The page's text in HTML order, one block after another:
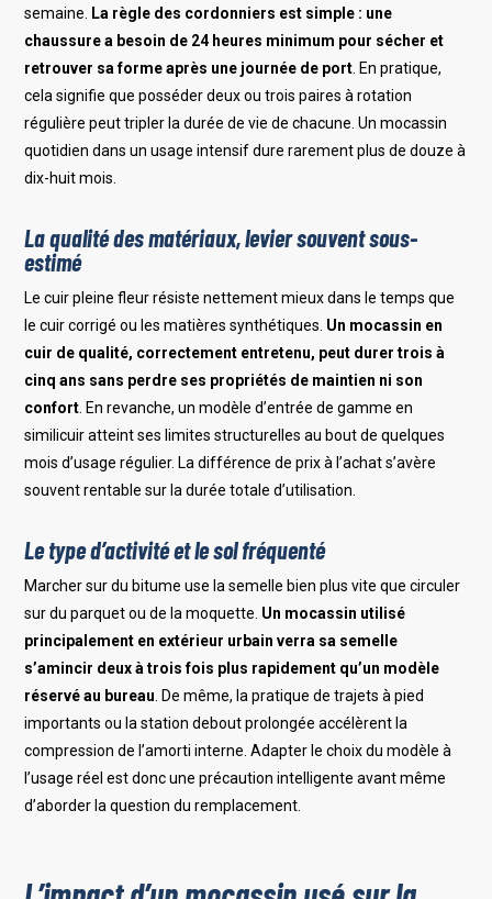
semaine.
La règle des cordonniers est simple : une
chaussure a besoin de 24 heures minimum pour sécher et
retrouver sa forme après une journée de port . En pratique,
cela signifie que posséder deux ou trois paires à rotation
régulière peut tripler la durée de vie de chacune. Un mocassin
quotidien dans un usage intensif dure rarement plus de douze à
dix-huit mois.
La qualité des matériaux, levier souvent sous-
estimé
Le cuir pleine fleur résiste nettement mieux dans le temps que
le cuir corrigé ou les matières synthétiques. Un mocassin en
cuir de qualité, correctement entretenu, peut durer trois à
cinq ans sans perdre ses propriétés de maintien ni son
confort . En revanche, un modèle d’entrée de gamme en
similicuir atteint ses limites structurelles au bout de quelques
mois d’usage régulier. La différence de prix à l’achat s’avère
souvent rentable sur la durée totale d’utilisation.
Le type d’activité et le sol fréquenté
Marcher sur du bitume use la semelle bien plus vite que circuler
sur du parquet ou de la moquette. Un mocassin utilisé
principalement en extérieur urbain verra sa semelle
s’amincir deux à trois fois plus rapidement qu’un modèle
réservé au bureau . De même, la pratique de trajets à pied
importants ou la station debout prolongée accélèrent la
compression de l’amorti interne. Adapter le choix du modèle à
l’usage réel est donc une précaution intelligente avant même
d’aborder la question du remplacement.